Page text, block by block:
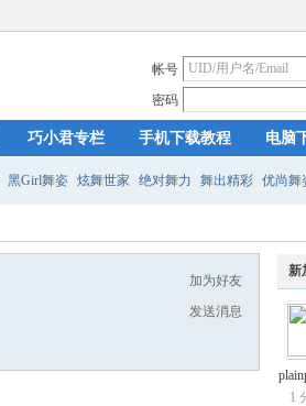
帐号
密码
巧小君专栏 手机下载教程 电脑
黑Girl舞姿 炫舞世家 绝对舞力 舞出精彩 优尚舞
新
1
加为好友
发送消息